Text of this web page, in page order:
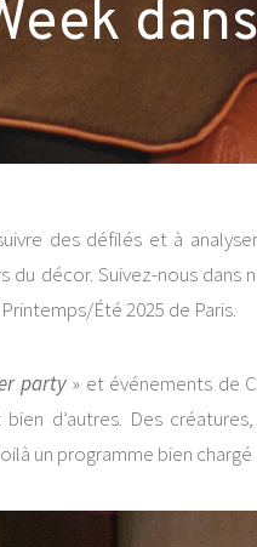
des défilés et à
du décor. Suivez-nous
Été 2025 de Paris.
party» et événements de
d’autres. Des
un programme bien chargé